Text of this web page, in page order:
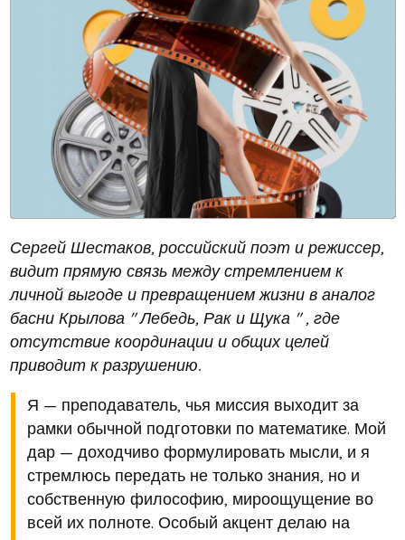
Сергей Шестаков, российский поэт и режиссер,
видит прямую связь между стремлением к
личной выгоде и превращением жизни в аналог
басни Крылова " Лебедь, Рак и Щука " , где
отсутствие координации и общих целей
приводит к разрушению.
Я — преподаватель, чья миссия выходит за
рамки обычной подготовки по математике. Мой
дар — доходчиво формулировать мысли, и я
стремлюсь передать не только знания, но и
собственную философию, мироощущение во
всей их полноте. Особый акцент делаю на